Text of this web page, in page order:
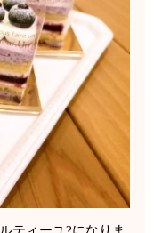
ティーユ?になりま